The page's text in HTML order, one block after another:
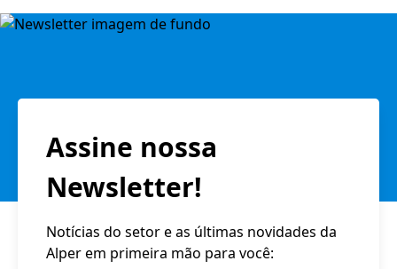
Assine nossa
Newsletter!
Notícias do setor e as últimas novidades da
Alper em primeira mão para você: